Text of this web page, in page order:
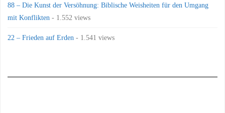
88 – Die Kunst der Versöhnung: Biblische Weisheiten für den Umgang
mit Konflikten - 1.552 views
22 – Frieden auf Erden - 1.541 views